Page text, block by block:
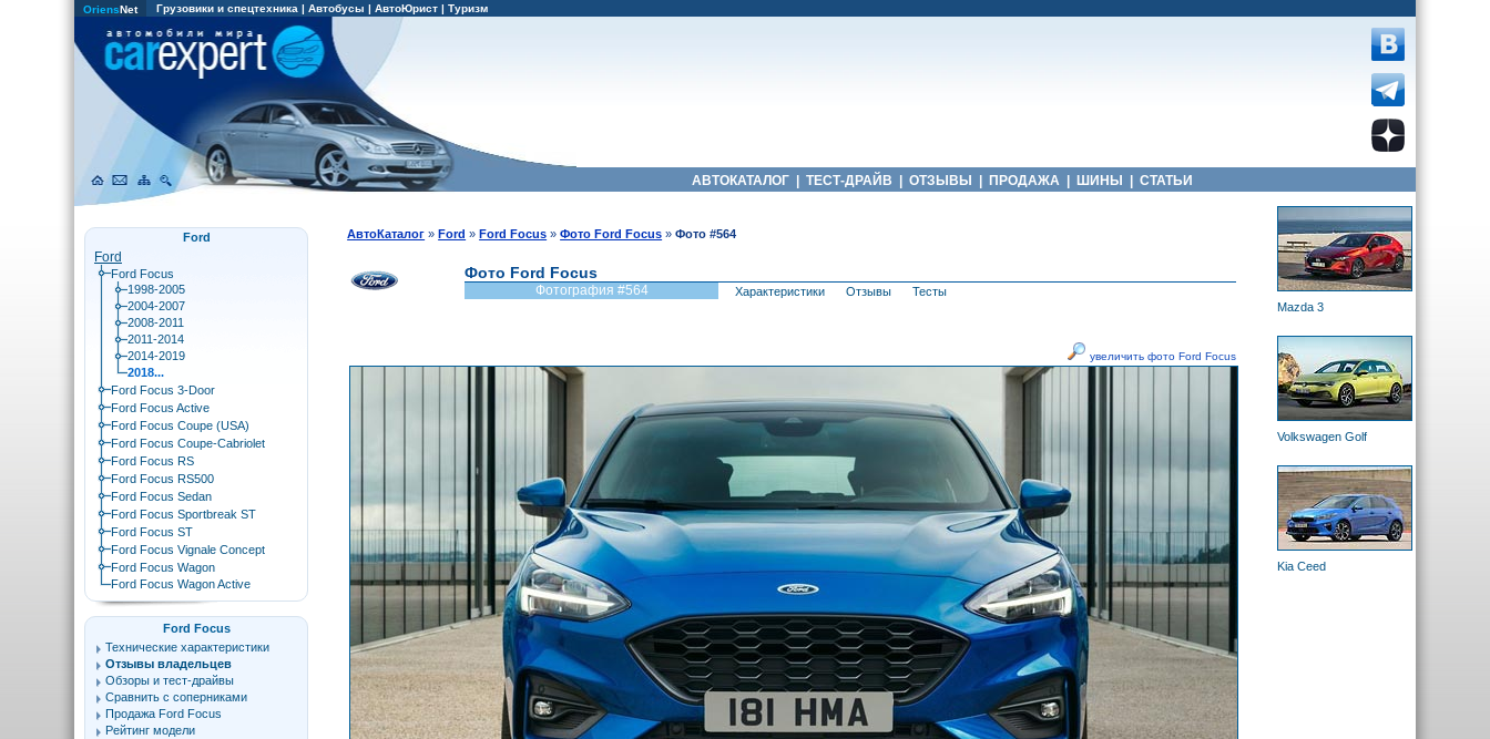
OriensNet Грузовики и спецтехника | Автобусы | АвтоЮрист | Туризм
АВТОКАТАЛОГ ТЕСТ-ДРАЙВ ОТЗЫВЫ ПРОДАЖА ШИНЫ СТАТЬИ
АвтоКаталог »Ford »Ford Focus »Фото Ford Focus »Фото #564
Фото Ford Focus
Фотография #564 Характеристики Отзывы Тесты
увеличить фото Ford Focus
Ford
Ford
Ford Focus
1998-2005
2004-2007
2008-2011
2011-2014
2014-2019
2018...
Ford Focus 3-Door
Ford Focus Active
Ford Focus Coupe (USA)
Ford Focus Coupe-Cabriolet
Ford Focus RS
Ford Focus RS500
Ford Focus Sedan
Ford Focus Sportbreak ST
Ford Focus ST
Ford Focus Vignale Concept
Ford Focus Wagon
Ford Focus Wagon Active
Ford Focus
Технические характеристики
Отзывы владельцев
Обзоры и тест-драйвы
Сравнить с соперниками
Продажа Ford Focus
Рейтинг модели
Mazda 3
Volkswagen Golf
Kia Ceed